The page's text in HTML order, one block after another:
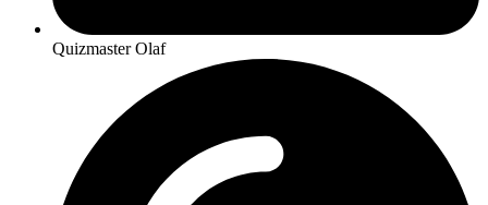
Quizmaster Olaf